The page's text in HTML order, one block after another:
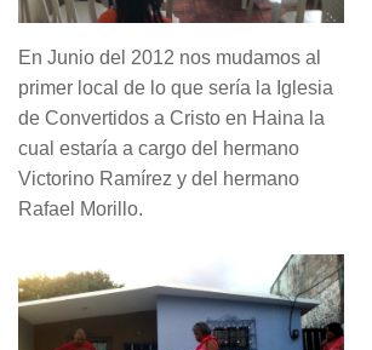
En Junio del 2012 nos mudamos al
primer local de lo que sería la Iglesia
de Convertidos a Cristo en Haina la
cual estaría a cargo del hermano
Victorino Ramírez y del hermano
Rafael Morillo.